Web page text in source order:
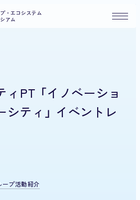
・エコシステム
アム
ィPT 「イノベーショ
シティ」 イベントレ
ープ活動紹介